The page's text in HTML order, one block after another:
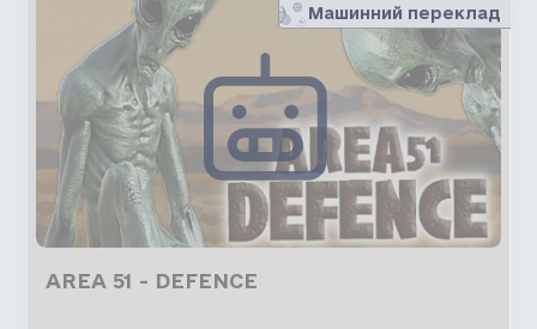
Машинний переклад
AREA 51 - DEFENCE